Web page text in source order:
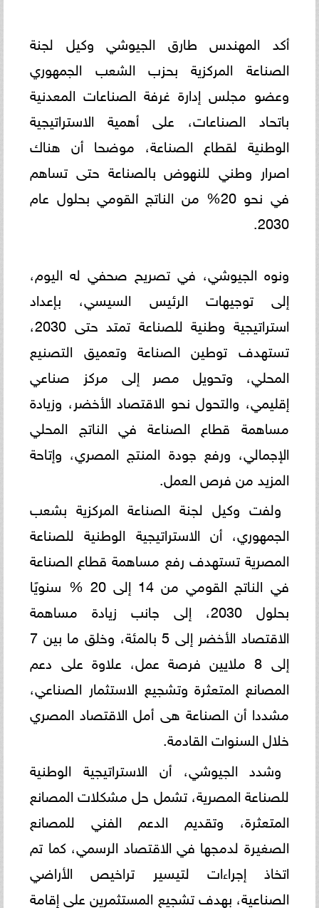
أكد المهندس طارق الجيوشي وكيل لجنة
الصناعة المركزية بحزب الشعب الجمهوري
وعضو مجلس إدارة غرفة الصناعات المعدنية
باتحاد الصناعات، على أهمية الاستراتيجية
الوطنية لقطاع الصناعة، موضحا أن هناك
اصرار وطني للنهوض بالصناعة حتى تساهم
في نحو 20% من الناتج القومي بحلول عام
2030.
ونوه الجيوشي، في تصريح صحفي له اليوم،
إلى توجيهات الرئيس السيسي، بإعداد
استراتيجية وطنية للصناعة تمتد حتى 2030،
تستهدف توطين الصناعة وتعميق التصنيع
المحلي، وتحويل مصر إلى مركز صناعي
إقليمي، والتحول نحو الاقتصاد الأخضر، وزيادة
مساهمة قطاع الصناعة في الناتج المحلي
الإجمالي، ورفع جودة المنتج المصري، وإتاحة
المزيد من فرص العمل.
ولفت وكيل لجنة الصناعة المركزية بشعب
الجمهوري، أن الاستراتيجية الوطنية للصناعة
المصرية تستهدف رفع مساهمة قطاع الصناعة
في الناتج القومي من 14 إلى 20 % سنويًا
بحلول 2030، إلى جانب زيادة مساهمة
الاقتصاد الأخضر إلى 5 بالمئة، وخلق ما بين 7
إلى 8 ملايين فرصة عمل، علاوة على دعم
المصانع المتعثرة وتشجيع الاستثمار الصناعي،
مشددا أن الصناعة هى أمل الاقتصاد المصري
خلال السنوات القادمة.
وشدد الجيوشي، أن الاستراتيجية الوطنية
للصناعة المصرية، تشمل حل مشكلات المصانع
المتعثرة، وتقديم الدعم الفني للمصانع
الصغيرة لدمجها في الاقتصاد الرسمي، كما تم
اتخاذ إجراءات لتيسير تراخيص الأراضي
الصناعية، بهدف تشجيع المستثمرين على إقامة